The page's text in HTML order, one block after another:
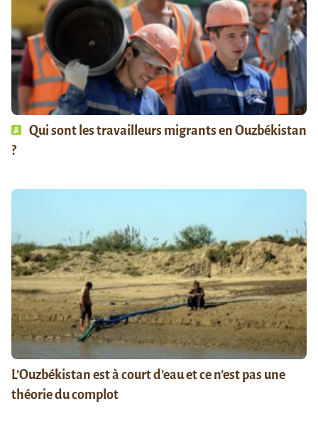
Qui sont les travailleurs migrants en Ouzbékistan
?
L’Ouzbékistan est à court d’eau et ce n’est pas une
théorie du complot